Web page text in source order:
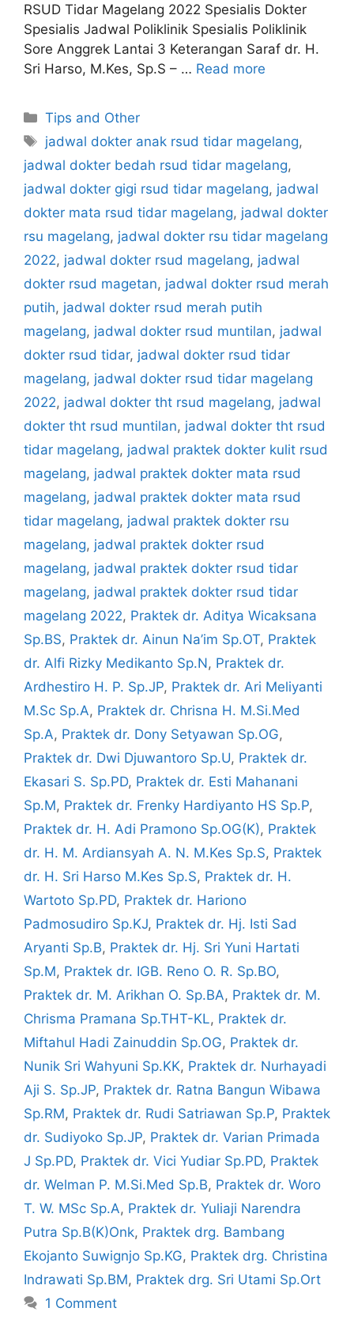
RSUD Tidar Magelang 2022 Spesialis Dokter
Spesialis Jadwal Poliklinik Spesialis Poliklinik
Sore Anggrek Lantai 3 Keterangan Saraf dr. H.
Sri Harso, M.Kes, Sp.S – … Read more
Categories
Tips and Other
Tags
jadwal dokter anak rsud tidar magelang,
jadwal dokter bedah rsud tidar magelang,
jadwal dokter gigi rsud tidar magelang, jadwal
dokter mata rsud tidar magelang, jadwal dokter
rsu magelang, jadwal dokter rsu tidar magelang
2022, jadwal dokter rsud magelang, jadwal
dokter rsud magetan, jadwal dokter rsud merah
putih, jadwal dokter rsud merah putih
magelang, jadwal dokter rsud muntilan, jadwal
dokter rsud tidar, jadwal dokter rsud tidar
magelang, jadwal dokter rsud tidar magelang
2022, jadwal dokter tht rsud magelang, jadwal
dokter tht rsud muntilan, jadwal dokter tht rsud
tidar magelang, jadwal praktek dokter kulit rsud
magelang, jadwal praktek dokter mata rsud
magelang, jadwal praktek dokter mata rsud
tidar magelang, jadwal praktek dokter rsu
magelang, jadwal praktek dokter rsud
magelang, jadwal praktek dokter rsud tidar
magelang, jadwal praktek dokter rsud tidar
magelang 2022, Praktek dr. Aditya Wicaksana
Sp.BS, Praktek dr. Ainun Na’im Sp.OT, Praktek
dr. Alfi Rizky Medikanto Sp.N, Praktek dr.
Ardhestiro H. P. Sp.JP, Praktek dr. Ari Meliyanti
M.Sc Sp.A, Praktek dr. Chrisna H. M.Si.Med
Sp.A, Praktek dr. Dony Setyawan Sp.OG,
Praktek dr. Dwi Djuwantoro Sp.U, Praktek dr.
Ekasari S. Sp.PD, Praktek dr. Esti Mahanani
Sp.M, Praktek dr. Frenky Hardiyanto HS Sp.P,
Praktek dr. H. Adi Pramono Sp.OG(K), Praktek
dr. H. M. Ardiansyah A. N. M.Kes Sp.S, Praktek
dr. H. Sri Harso M.Kes Sp.S, Praktek dr. H.
Wartoto Sp.PD, Praktek dr. Hariono
Padmosudiro Sp.KJ, Praktek dr. Hj. Isti Sad
Aryanti Sp.B, Praktek dr. Hj. Sri Yuni Hartati
Sp.M, Praktek dr. IGB. Reno O. R. Sp.BO,
Praktek dr. M. Arikhan O. Sp.BA, Praktek dr. M.
Chrisma Pramana Sp.THT-KL, Praktek dr.
Miftahul Hadi Zainuddin Sp.OG, Praktek dr.
Nunik Sri Wahyuni Sp.KK, Praktek dr. Nurhayadi
Aji S. Sp.JP, Praktek dr. Ratna Bangun Wibawa
Sp.RM, Praktek dr. Rudi Satriawan Sp.P, Praktek
dr. Sudiyoko Sp.JP, Praktek dr. Varian Primada
J Sp.PD, Praktek dr. Vici Yudiar Sp.PD, Praktek
dr. Welman P. M.Si.Med Sp.B, Praktek dr. Woro
T. W. MSc Sp.A, Praktek dr. Yuliaji Narendra
Putra Sp.B(K)Onk, Praktek drg. Bambang
Ekojanto Suwignjo Sp.KG, Praktek drg. Christina
Indrawati Sp.BM, Praktek drg. Sri Utami Sp.Ort
1 Comment